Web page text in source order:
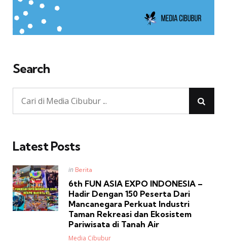
Search
Latest Posts
Posted
in
in Berita
6th FUN ASIA EXPO INDONESIA –
Hadir Dengan 150 Peserta Dari
Mancanegara Perkuat Industri
Taman Rekreasi dan Ekosistem
Pariwisata di Tanah Air
Posted
Media Cibubur